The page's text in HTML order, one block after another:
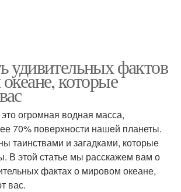
удивительных фактов
которые
огромная водная масса,
70% поверхности нашей планеты.
таинствами и загадками, которые
В этой статье мы расскажем вам о
фактах о мировом океане,
вас.